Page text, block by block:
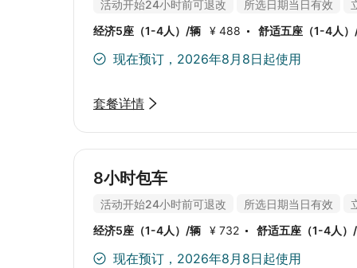
活动开始24小时前可退改 所选日期当日有效
经济5座（1-4人）/辆
¥ 488
舒适五座（1-4人
辆
¥ 610 舒适7座（5-6人）/辆 ¥ 671
现在预订，2026年8月8日起使用
套餐详情
8小时包车
活动开始24小时前可退改 所选日期当日有效
经济5座（1-4人）/辆
¥ 732
舒适五座（1-4人
人）/辆 ¥ 976 舒适7座（5-6人）/辆
现在预订，2026年8月8日起使用